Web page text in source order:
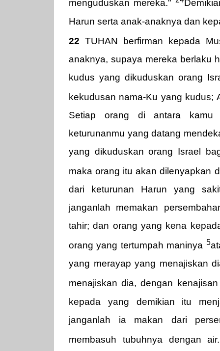
menguduskan mereka."
Harun serta anak-anaknya dan
22 TUHAN berfirman kepada
anaknya, supaya mereka berlaku
kudus yang dikuduskan orang
kekudusan nama-Ku yang kudus;
Setiap orang di antara kamu
keturunanmu yang datang
yang dikuduskan orang Israel
maka orang itu akan dilenyapkan
dari keturunan Harun yang
janganlah memakan
tahir; dan orang yang kena
orang yang tertumpah maninya 5
yang merayap yang menajiskan
menajiskan dia, dengan
kepada yang demikian itu
janganlah ia makan dari
membasuh tubuhnya dengan